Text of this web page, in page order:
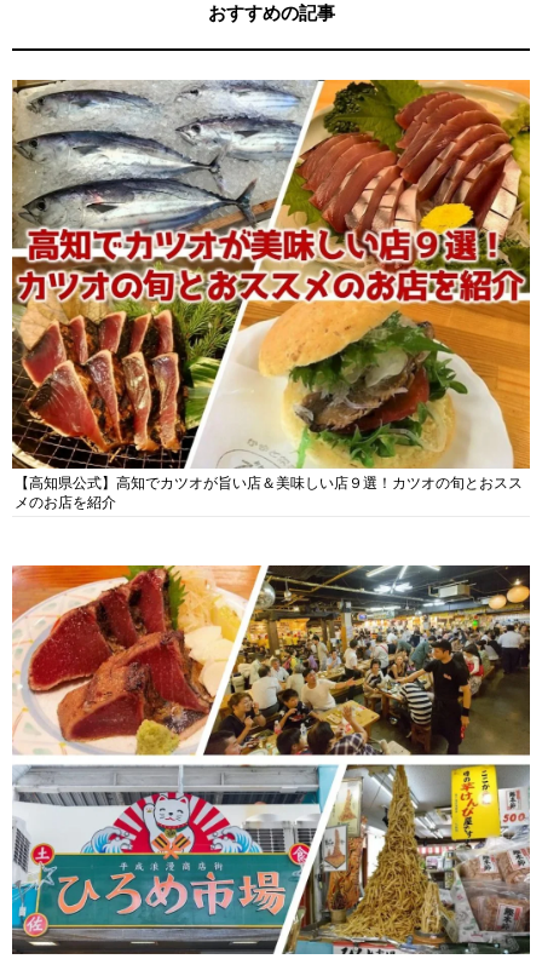
おすすめの記事
【高知県公式】高知でカツオが旨い店＆美味しい店９選！カツオの旬とおスス
メのお店を紹介